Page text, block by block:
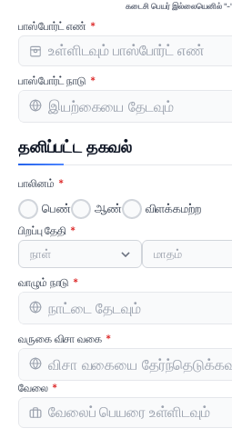
கடைசி பெயர் இல்லையெனில் "-"
பாஸ்போர்ட் எண்
பாஸ்போர்ட் நாடு
தனிப்பட்ட தகவல்
பாலினம்
பெண் ஆண் விளக்கமற்ற
பிறப்பு தேதி
நாள் மாதம்
வாழும் நாடு
வருகை விசா வகை
வேலை